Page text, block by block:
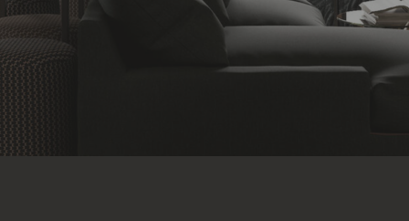
Одним из главных плюсов строительства и ремонта
под ключ является экономия времени и сил клиента.
ПРЕИМУЩЕСТВА
КОМПЛЕКСНОГО
ПОДХОДА